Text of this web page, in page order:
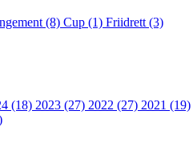
(8) Cup (1) Friidrett (3)
(18) 2023 (27) 2022 (27) 2021 (19)